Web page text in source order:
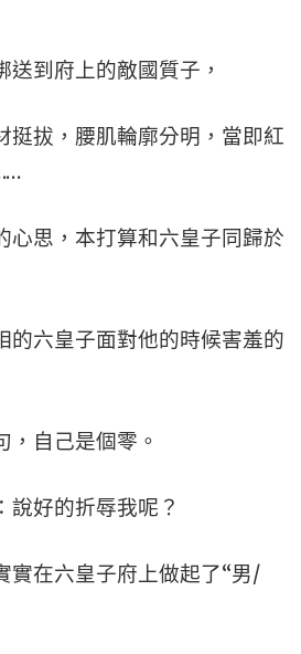
到府上的敵國質子，
挺拔，腰肌輪廓分明，當即紅
心思，本打算和六皇子同歸於
的六皇子面對他的時候害羞的
，自己是個零。
說好的折辱我呢？
實在六皇子府上做起了“男/